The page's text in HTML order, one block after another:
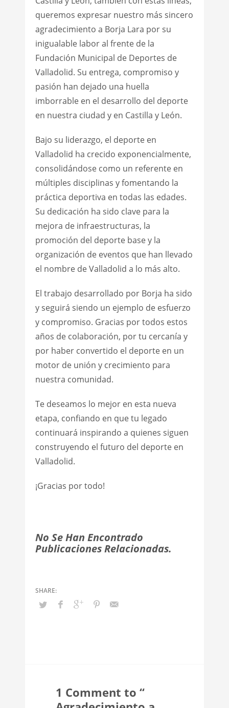
queremos expresar nuestro más sincero
agradecimiento a Borja Lara por su
inigualable labor al frente de la
Fundación Municipal de Deportes de
Valladolid. Su entrega, compromiso y
pasión han dejado una huella
imborrable en el desarrollo del deporte
en nuestra ciudad y en Castilla y León.
Bajo su liderazgo, el deporte en
Valladolid ha crecido exponencialmente,
consolidándose como un referente en
múltiples disciplinas y fomentando la
práctica deportiva en todas las edades.
Su dedicación ha sido clave para la
mejora de infraestructuras, la
promoción del deporte base y la
organización de eventos que han llevado
el nombre de Valladolid a lo más alto.
El trabajo desarrollado por Borja ha sido
y seguirá siendo un ejemplo de esfuerzo
y compromiso. Gracias por todos estos
años de colaboración, por tu cercanía y
por haber convertido el deporte en un
motor de unión y crecimiento para
nuestra comunidad.
Te deseamos lo mejor en esta nueva
etapa, confiando en que tu legado
continuará inspirando a quienes siguen
construyendo el futuro del deporte en
Valladolid.
¡Gracias por todo!
No Se Han Encontrado
Publicaciones Relacionadas.
1 Comment to “